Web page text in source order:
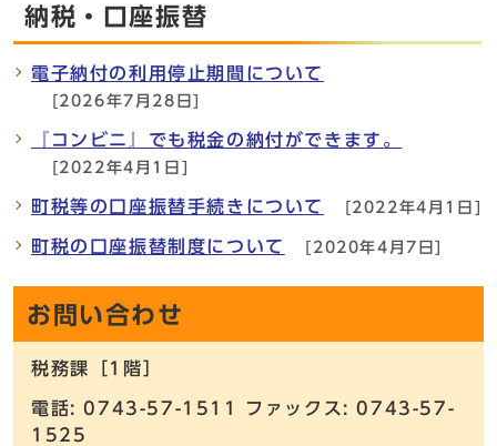
納税・口座振替
電子納付の利用停止期間について
[2026年7月28日]
『コンビニ』でも税金の納付ができます。
[2022年4月1日]
町税等の口座振替手続きについて [2022年4月1日]
町税の口座振替制度について [2020年4月7日]
お問い合わせ
税務課［1階］
電話: 0743-57-1511 ファックス: 0743-57-
1525